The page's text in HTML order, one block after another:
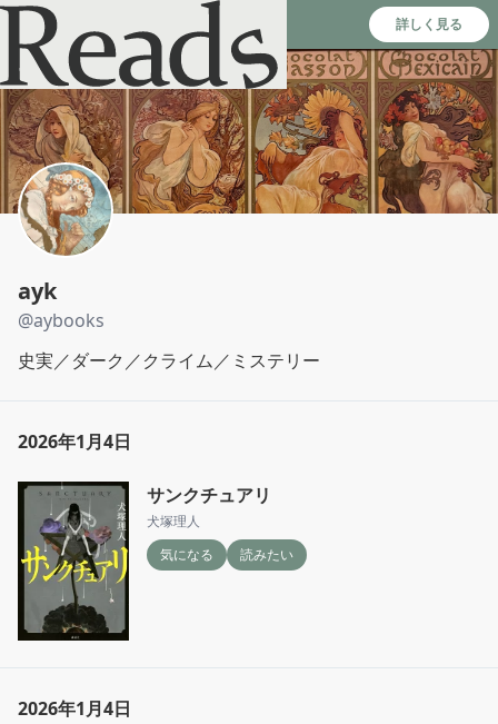
Reads - 読書のSNS＆記録アプリ 詳しく見る
ayk
@aybooks
史実／ダーク／クライム／ミステリー
2026年1月4日
サンクチュアリ
犬塚理人
気になる
読みたい
2026年1月4日